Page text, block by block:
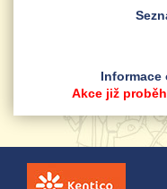
Informace
Akce již